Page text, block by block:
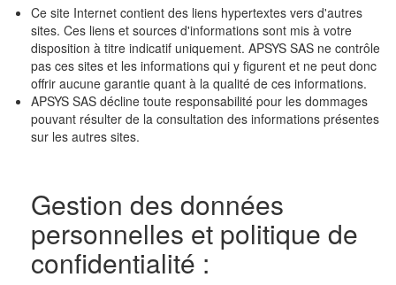
Ce site Internet contient des liens hypertextes vers d'autres
sites. Ces liens et sources d'informations sont mis à votre
disposition à titre indicatif uniquement. APSYS SAS ne contrôle
pas ces sites et les informations qui y figurent et ne peut donc
offrir aucune garantie quant à la qualité de ces informations.
APSYS SAS décline toute responsabilité pour les dommages
pouvant résulter de la consultation des informations présentes
sur les autres sites.
Gestion des données
personnelles et politique de
confidentialité :